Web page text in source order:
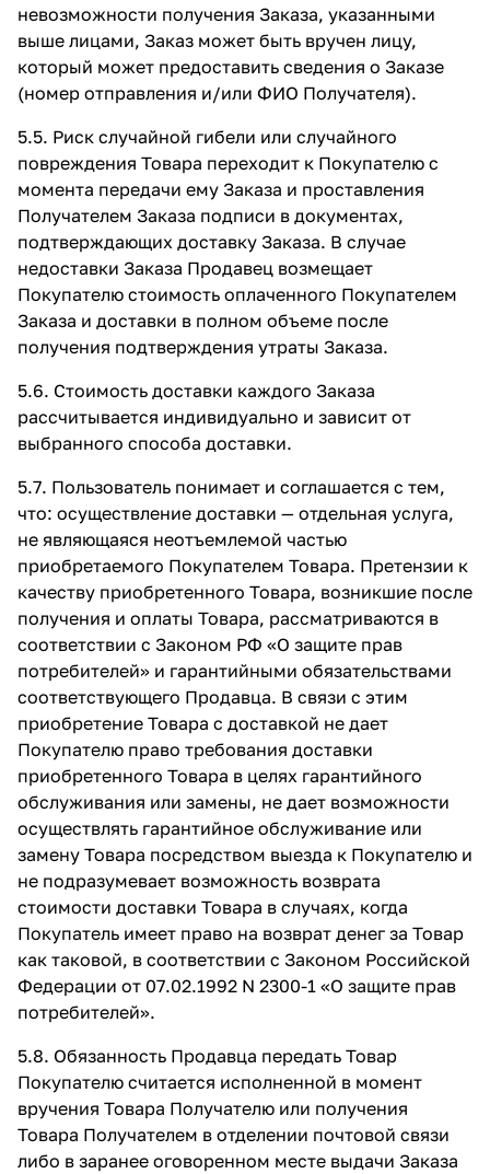
невозможности получения Заказа, указанными
выше лицами, Заказ может быть вручен лицу,
который может предоставить сведения о Заказе
(номер отправления и/или ФИО Получателя).
5.5. Риск случайной гибели или случайного
повреждения Товара переходит к Покупателю с
момента передачи ему Заказа и проставления
Получателем Заказа подписи в документах,
подтверждающих доставку Заказа. В случае
недоставки Заказа Продавец возмещает
Покупателю стоимость оплаченного Покупателем
Заказа и доставки в полном объеме после
получения подтверждения утраты Заказа.
5.6. Стоимость доставки каждого Заказа
рассчитывается индивидуально и зависит от
выбранного способа доставки.
5.7. Пользователь понимает и соглашается с тем,
что: осуществление доставки — отдельная услуга,
не являющаяся неотъемлемой частью
приобретаемого Покупателем Товара. Претензии к
качеству приобретенного Товара, возникшие после
получения и оплаты Товара, рассматриваются в
соответствии с Законом РФ «О защите прав
потребителей» и гарантийными обязательствами
соответствующего Продавца. В связи с этим
приобретение Товара с доставкой не дает
Покупателю право требования доставки
приобретенного Товара в целях гарантийного
обслуживания или замены, не дает возможности
осуществлять гарантийное обслуживание или
замену Товара посредством выезда к Покупателю и
не подразумевает возможность возврата
стоимости доставки Товара в случаях, когда
Покупатель имеет право на возврат денег за Товар
как таковой, в соответствии с Законом Российской
Федерации от 07.02.1992 N 2300-1 «О защите прав
потребителей».
5.8. Обязанность Продавца передать Товар
Покупателю считается исполненной в момент
вручения Товара Получателю или получения
Товара Получателем в отделении почтовой связи
либо в заранее оговоренном месте выдачи Заказа